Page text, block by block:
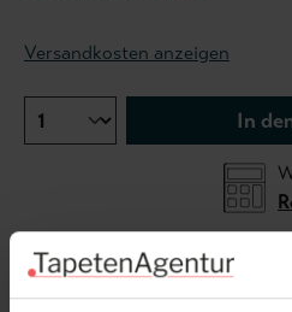
Versandkosten anzeigen
In